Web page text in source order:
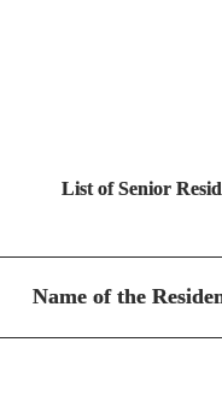
List of Senior
Name of the